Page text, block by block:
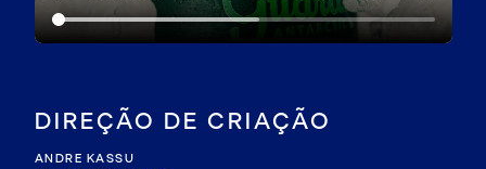
DIREÇÃO DE CRIAÇÃO
ANDRE KASSU